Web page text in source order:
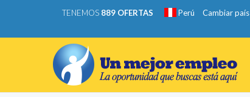
TENEMOS 889 OFERTAS Perú Cambiar país